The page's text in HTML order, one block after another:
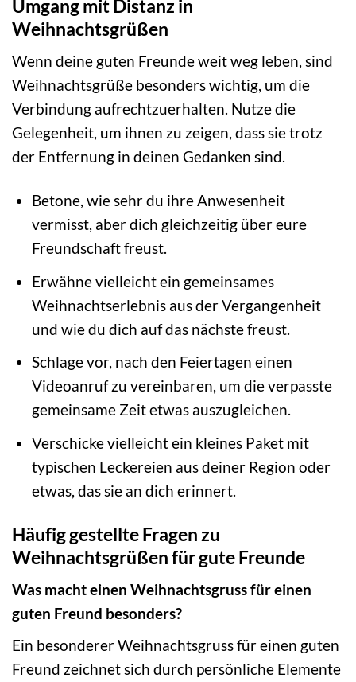
Umgang mit Distanz in
Weihnachtsgrüßen
Wenn deine guten Freunde weit weg leben, sind
Weihnachtsgrüße besonders wichtig, um die
Verbindung aufrechtzuerhalten. Nutze die
Gelegenheit, um ihnen zu zeigen, dass sie trotz
der Entfernung in deinen Gedanken sind.
Betone, wie sehr du ihre Anwesenheit
vermisst, aber dich gleichzeitig über eure
Freundschaft freust.
Erwähne vielleicht ein gemeinsames
Weihnachtserlebnis aus der Vergangenheit
und wie du dich auf das nächste freust.
Schlage vor, nach den Feiertagen einen
Videoanruf zu vereinbaren, um die verpasste
gemeinsame Zeit etwas auszugleichen.
Verschicke vielleicht ein kleines Paket mit
typischen Leckereien aus deiner Region oder
etwas, das sie an dich erinnert.
Häufig gestellte Fragen zu
Weihnachtsgrüßen für gute Freunde
Was macht einen Weihnachtsgruss für einen
guten Freund besonders?
Ein besonderer Weihnachtsgruss für einen guten
Freund zeichnet sich durch persönliche Elemente